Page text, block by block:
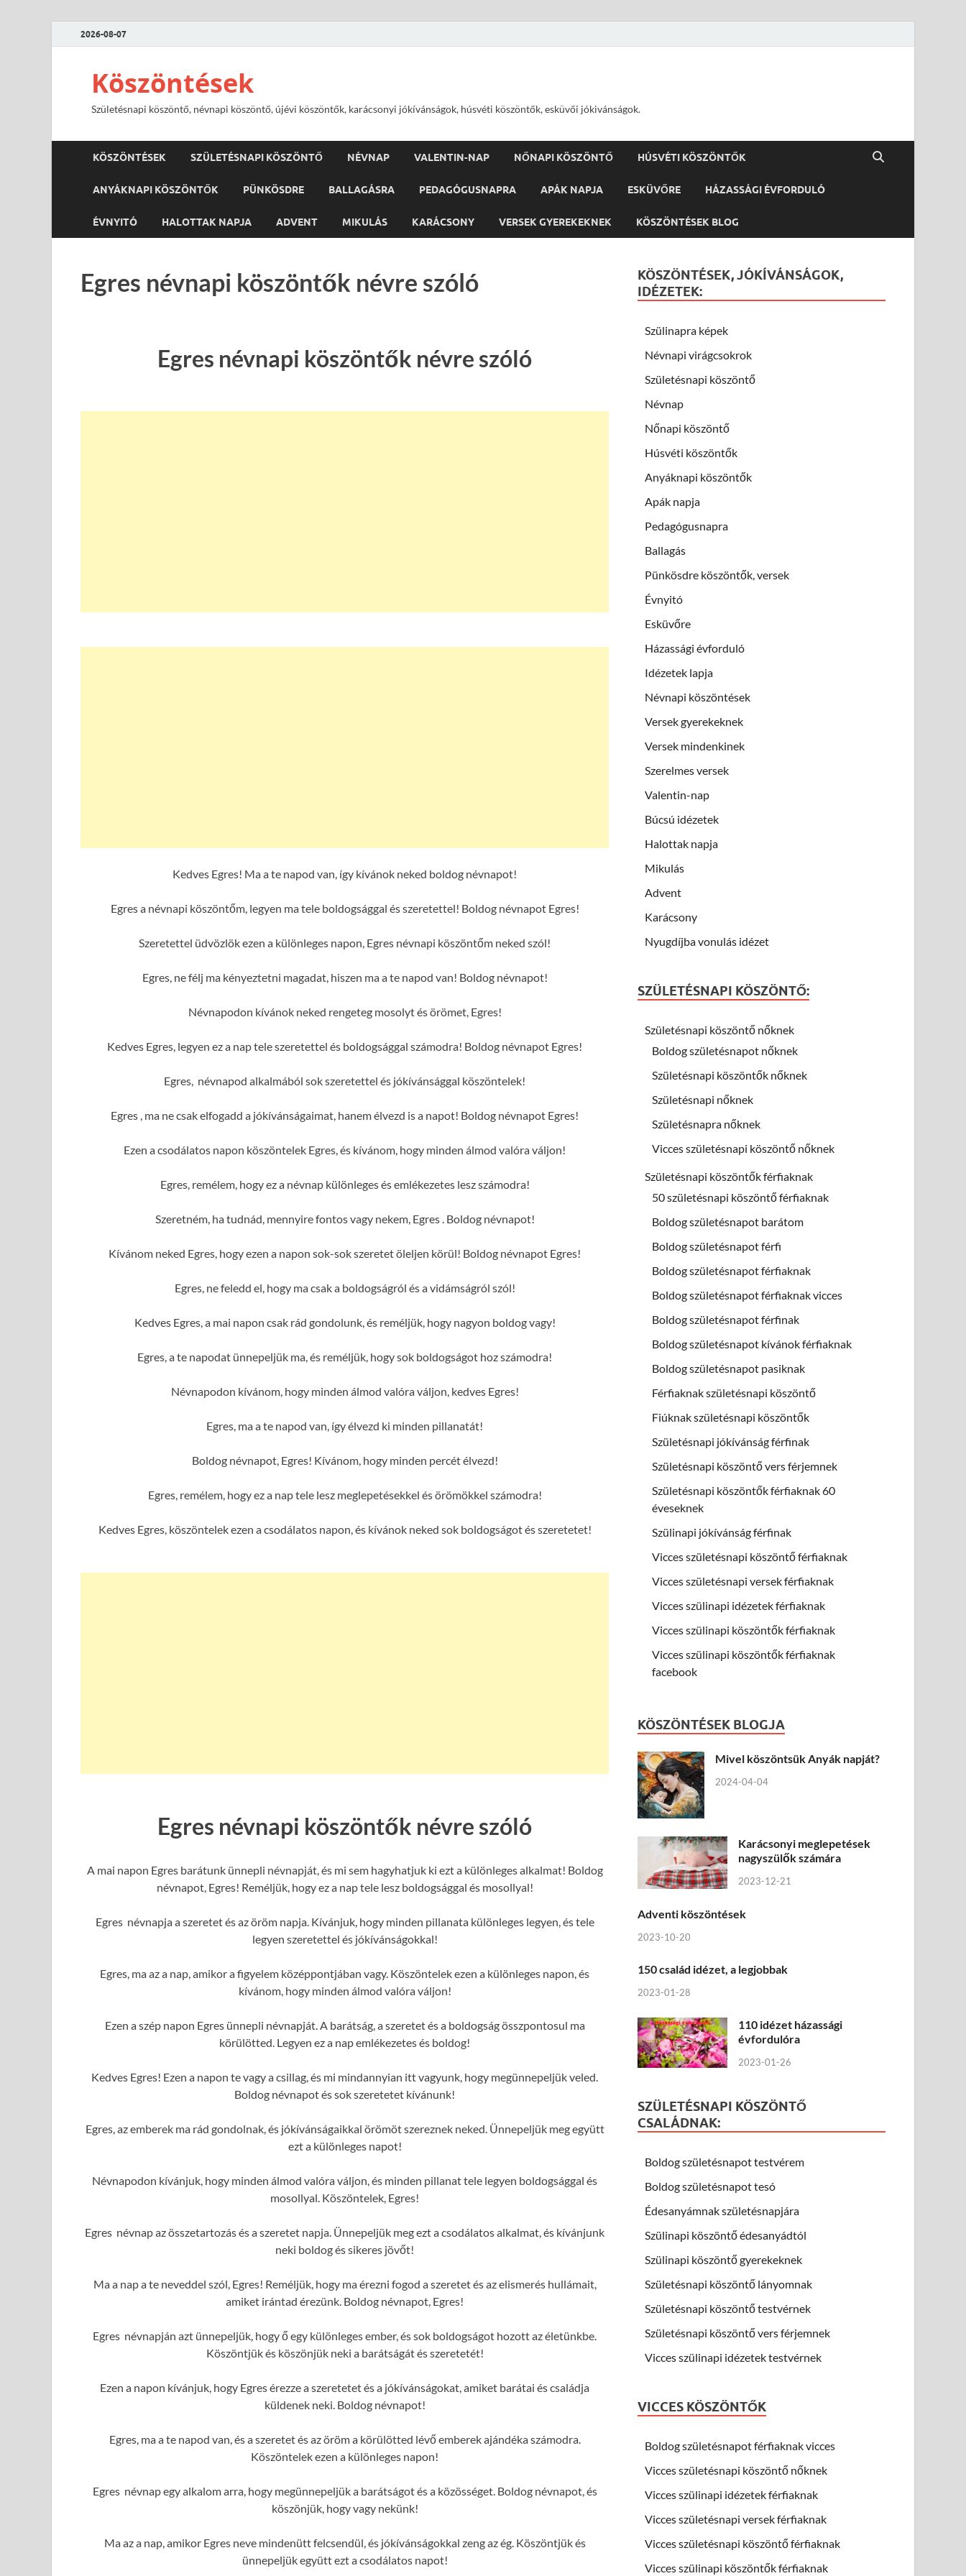
2026-08-07
Köszöntések
Születésnapi köszöntő, névnapi köszöntő, újévi köszöntők, karácsonyi jókívánságok, húsvéti köszöntők, esküvői jókivánságok.
KÖSZÖNTÉSEK SZÜLETÉSNAPI KÖSZÖNTŐ NÉVNAP VALENTIN-NAP NŐNAPI KÖSZÖNTŐ HÚSVÉTI KÖSZÖNTŐK
ANYÁKNAPI KÖSZÖNTŐK PÜNKÖSDRE BALLAGÁSRA PEDAGÓGUSNAPRA APÁK NAPJA ESKÜVŐRE HÁZASSÁGI ÉVFORDULÓ
ÉVNYITÓ HALOTTAK NAPJA ADVENT MIKULÁS KARÁCSONY VERSEK GYEREKEKNEK KÖSZÖNTÉSEK BLOG
Egres névnapi köszöntők névre szóló
Egres névnapi köszöntők névre szóló
Kedves Egres! Ma a te napod van, így kívánok neked boldog névnapot!
Egres a névnapi köszöntőm, legyen ma tele boldogsággal és szeretettel! Boldog névnapot Egres!
Szeretettel üdvözlök ezen a különleges napon, Egres névnapi köszöntőm neked szól!
Egres, ne félj ma kényeztetni magadat, hiszen ma a te napod van! Boldog névnapot!
Névnapodon kívánok neked rengeteg mosolyt és örömet, Egres!
Kedves Egres, legyen ez a nap tele szeretettel és boldogsággal számodra! Boldog névnapot Egres!
Egres, névnapod alkalmából sok szeretettel és jókívánsággal köszöntelek!
Egres , ma ne csak elfogadd a jókívánságaimat, hanem élvezd is a napot! Boldog névnapot Egres!
Ezen a csodálatos napon köszöntelek Egres, és kívánom, hogy minden álmod valóra váljon!
Egres, remélem, hogy ez a névnap különleges és emlékezetes lesz számodra!
Szeretném, ha tudnád, mennyire fontos vagy nekem, Egres . Boldog névnapot!
Kívánom neked Egres, hogy ezen a napon sok-sok szeretet öleljen körül! Boldog névnapot Egres!
Egres, ne feledd el, hogy ma csak a boldogságról és a vidámságról szól!
Kedves Egres, a mai napon csak rád gondolunk, és reméljük, hogy nagyon boldog vagy!
Egres, a te napodat ünnepeljük ma, és reméljük, hogy sok boldogságot hoz számodra!
Névnapodon kívánom, hogy minden álmod valóra váljon, kedves Egres!
Egres, ma a te napod van, így élvezd ki minden pillanatát!
Boldog névnapot, Egres! Kívánom, hogy minden percét élvezd!
Egres, remélem, hogy ez a nap tele lesz meglepetésekkel és örömökkel számodra!
Kedves Egres, köszöntelek ezen a csodálatos napon, és kívánok neked sok boldogságot és szeretetet!
Egres névnapi köszöntők névre szóló
A mai napon Egres barátunk ünnepli névnapját, és mi sem hagyhatjuk ki ezt a különleges alkalmat! Boldog
névnapot, Egres! Reméljük, hogy ez a nap tele lesz boldogsággal és mosollyal!
Egres névnapja a szeretet és az öröm napja. Kívánjuk, hogy minden pillanata különleges legyen, és tele
legyen szeretettel és jókívánságokkal!
Egres, ma az a nap, amikor a figyelem középpontjában vagy. Köszöntelek ezen a különleges napon, és
kívánom, hogy minden álmod valóra váljon!
Ezen a szép napon Egres ünnepli névnapját. A barátság, a szeretet és a boldogság összpontosul ma
körülötted. Legyen ez a nap emlékezetes és boldog!
Kedves Egres! Ezen a napon te vagy a csillag, és mi mindannyian itt vagyunk, hogy megünnepeljük veled.
Boldog névnapot és sok szeretetet kívánunk!
Egres, az emberek ma rád gondolnak, és jókívánságaikkal örömöt szereznek neked. Ünnepeljük meg együtt
ezt a különleges napot!
Névnapodon kívánjuk, hogy minden álmod valóra váljon, és minden pillanat tele legyen boldogsággal és
mosollyal. Köszöntelek, Egres!
Egres névnap az összetartozás és a szeretet napja. Ünnepeljük meg ezt a csodálatos alkalmat, és kívánjunk
neki boldog és sikeres jövőt!
Ma a nap a te neveddel szól, Egres! Reméljük, hogy ma érezni fogod a szeretet és az elismerés hullámait,
amiket irántad érezünk. Boldog névnapot, Egres!
Egres névnapján azt ünnepeljük, hogy ő egy különleges ember, és sok boldogságot hozott az életünkbe.
Köszöntjük és köszönjük neki a barátságát és szeretetét!
Ezen a napon kívánjuk, hogy Egres érezze a szeretetet és a jókívánságokat, amiket barátai és családja
küldenek neki. Boldog névnapot!
Egres, ma a te napod van, és a szeretet és az öröm a körülötted lévő emberek ajándéka számodra.
Köszöntelek ezen a különleges napon!
Egres névnap egy alkalom arra, hogy megünnepeljük a barátságot és a közösséget. Boldog névnapot, és
köszönjük, hogy vagy nekünk!
Ma az a nap, amikor Egres neve mindenütt felcsendül, és jókívánságokkal zeng az ég. Köszöntjük és
ünnepeljük együtt ezt a csodálatos napot!
KÖSZÖNTÉSEK, JÓKÍVÁNSÁGOK,
IDÉZETEK:
Szülinapra képek
Névnapi virágcsokrok
Születésnapi köszöntő
Névnap
Nőnapi köszöntő
Húsvéti köszöntők
Anyáknapi köszöntők
Apák napja
Pedagógusnapra
Ballagás
Pünkösdre köszöntők, versek
Évnyitó
Esküvőre
Házassági évforduló
Idézetek lapja
Névnapi köszöntések
Versek gyerekeknek
Versek mindenkinek
Szerelmes versek
Valentin-nap
Búcsú idézetek
Halottak napja
Mikulás
Advent
Karácsony
Nyugdíjba vonulás idézet
SZÜLETÉSNAPI KÖSZÖNTŐ:
Születésnapi köszöntő nőknek
Boldog születésnapot nőknek
Születésnapi köszöntők nőknek
Születésnapi nőknek
Születésnapra nőknek
Vicces születésnapi köszöntő nőknek
Születésnapi köszöntők férfiaknak
50 születésnapi köszöntő férfiaknak
Boldog születésnapot barátom
Boldog születésnapot férfi
Boldog születésnapot férfiaknak
Boldog születésnapot férfiaknak vicces
Boldog születésnapot férfinak
Boldog születésnapot kívánok férfiaknak
Boldog születésnapot pasiknak
Férfiaknak születésnapi köszöntő
Fiúknak születésnapi köszöntők
Születésnapi jókívánság férfinak
Születésnapi köszöntő vers férjemnek
Születésnapi köszöntők férfiaknak 60
éveseknek
Szülinapi jókívánság férfinak
Vicces születésnapi köszöntő férfiaknak
Vicces születésnapi versek férfiaknak
Vicces szülinapi idézetek férfiaknak
Vicces szülinapi köszöntők férfiaknak
Vicces szülinapi köszöntők férfiaknak
facebook
KÖSZÖNTÉSEK BLOGJA
Mivel köszöntsük Anyák napját?
2024-04-04
Karácsonyi meglepetések
nagyszülők számára
2023-12-21
Adventi köszöntések
2023-10-20
150 család idézet, a legjobbak
2023-01-28
110 idézet házassági
évfordulóra
2023-01-26
SZÜLETÉSNAPI KÖSZÖNTŐ
CSALÁDNAK:
Boldog születésnapot testvérem
Boldog születésnapot tesó
Édesanyámnak születésnapjára
Szülinapi köszöntő édesanyádtól
Szülinapi köszöntő gyerekeknek
Születésnapi köszöntő lányomnak
Születésnapi köszöntő testvérnek
Születésnapi köszöntő vers férjemnek
Vicces szülinapi idézetek testvérnek
VICCES KÖSZÖNTŐK
Boldog születésnapot férfiaknak vicces
Vicces születésnapi köszöntő nőknek
Vicces szülinapi idézetek férfiaknak
Vicces születésnapi versek férfiaknak
Vicces születésnapi köszöntő férfiaknak
Vicces szülinapi köszöntők férfiaknak